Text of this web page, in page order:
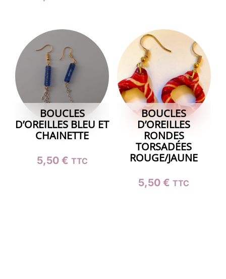
BOUCLES
D’OREILLES BLEU ET
CHAINETTE
5,50 € TTC
BOUCLES
D’OREILLES
RONDES
TORSADÉES
ROUGE/JAUNE
5,50€ TTC